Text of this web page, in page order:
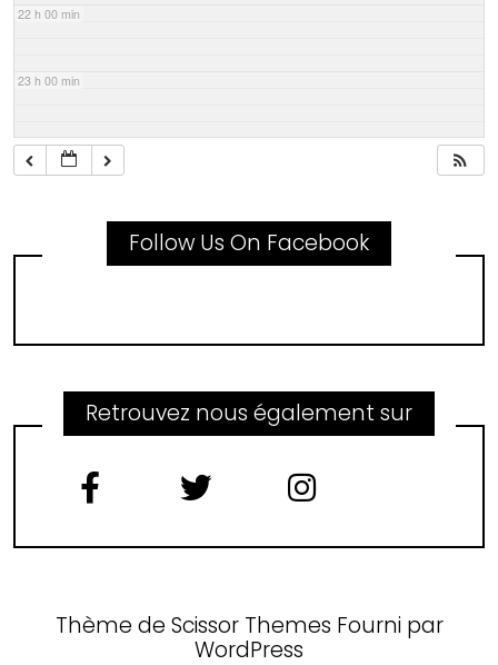
22 h 00 min
23 h 00 min
Follow Us On Facebook
Retrouvez nous également sur
Thème de Scissor Themes Fourni par
WordPress